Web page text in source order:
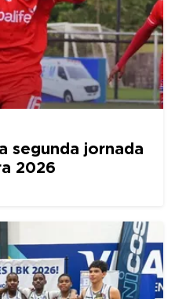
segunda jornada
2026